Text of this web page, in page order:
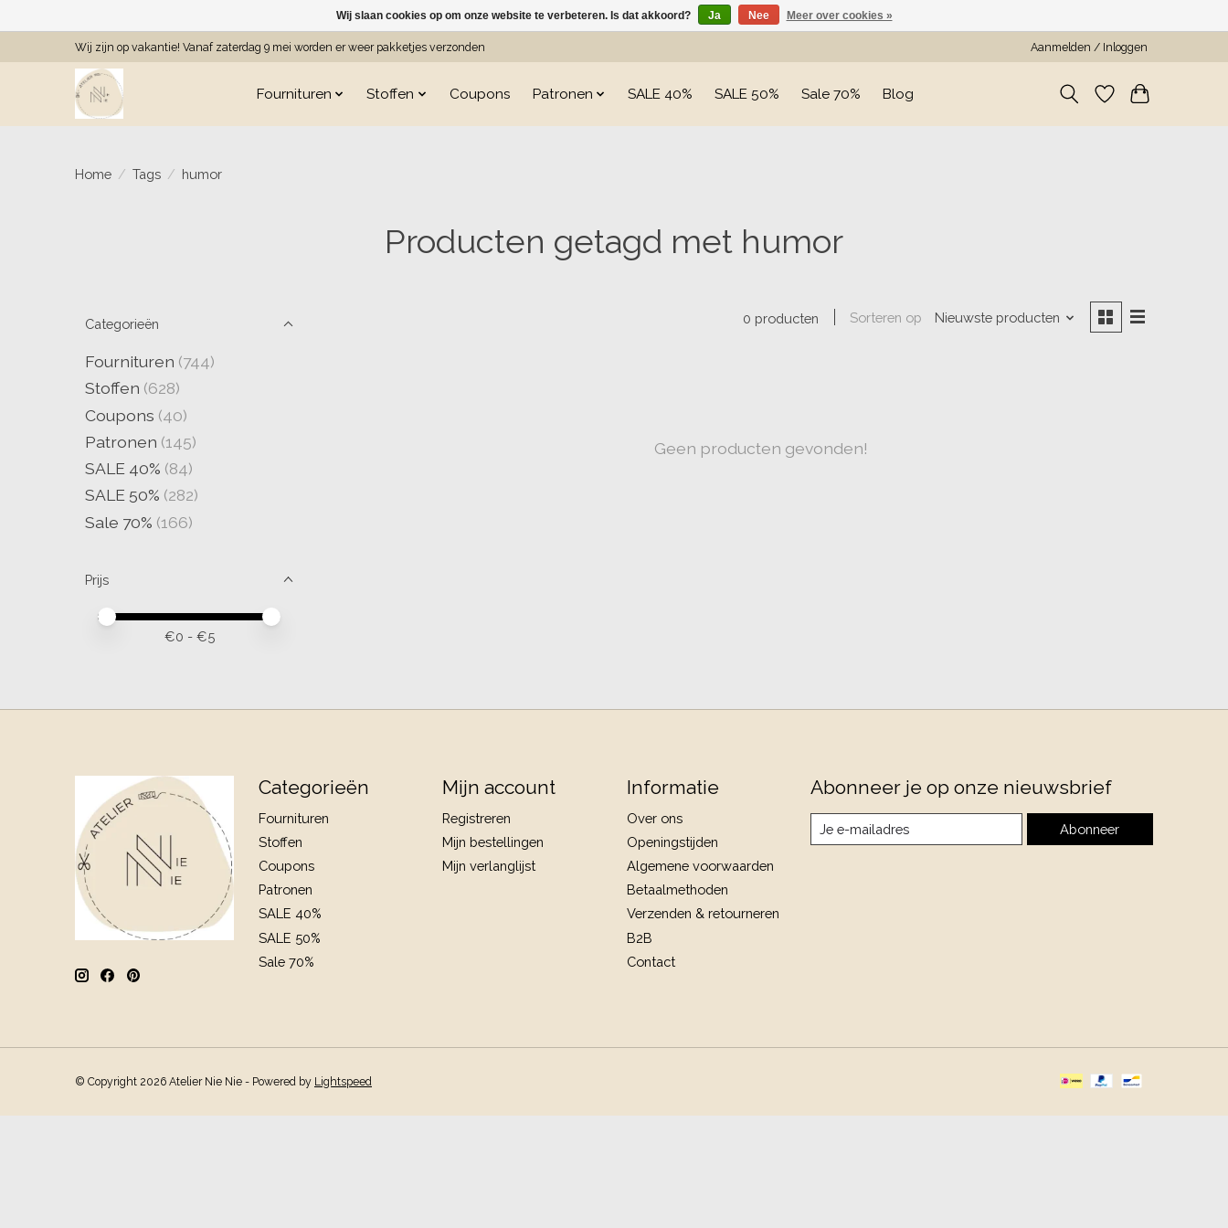
Wij zijn op vakantie! Vanaf zaterdag 9 mei worden er weer pakketjes verzonden Aanmelden / Inloggen
Fournituren Stoffen Coupons Patronen SALE 40% SALE 50% Sale 70% Blog
Home / Tags / humor
Producten getagd met humor
Categorieën
Fournituren (744)
Stoffen (628)
Coupons (40)
Patronen (145)
SALE 40% (84)
SALE 50% (282)
Sale 70% (166)
Prijs
Minimale prijswaarde
Price maximum value
€0 - €5
0 producten Sorteren op Nieuwste producten
Geen producten gevonden!
Categorieën
Fournituren
Stoffen
Coupons
Patronen
SALE 40%
SALE 50%
Sale 70%
Mijn account
Registreren
Mijn bestellingen
Mijn verlanglijst
Informatie
Over ons
Openingstijden
Algemene voorwaarden
Betaalmethoden
Verzenden & retourneren
B2B
Contact
Abonneer je op onze nieuwsbrief
Abonneer
© Copyright 2026 Atelier Nie Nie - Powered by Lightspeed
Wij slaan cookies op om onze website te verbeteren. Is dat akkoord? Ja Nee Meer over cookies »